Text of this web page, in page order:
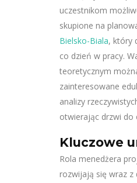
uczestnikom
skupione na
Bielsko-Biala, który
co dzień w pracy.
teoretycznym
zainteresowane
analizy
otwierając drzwi do
Kluczowe
Rola menedżera
rozwijają się wraz z